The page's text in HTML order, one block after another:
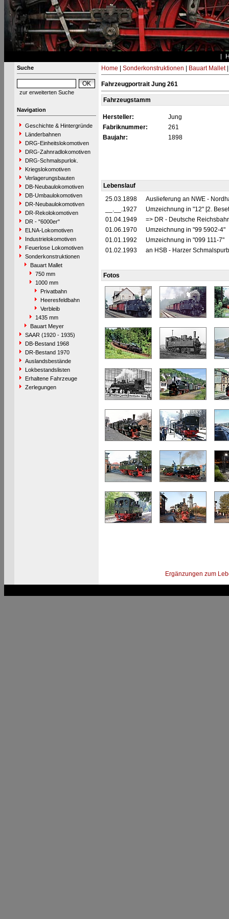
Suche
zur erweiterten Suche
Navigation
Geschichte & Hintergründe
Länderbahnen
DRG-Einheitslokomotiven
DRG-Zahnradlokomotiven
DRG-Schmalspurlok.
Kriegslokomotiven
Verlagerungsbauten
DB-Neubaulokomotiven
DB-Umbaulokomotiven
DR-Neubaulokomotiven
DR-Rekolokomotiven
DR - "6000er"
ELNA-Lokomotiven
Industrielokomotiven
Feuerlose Lokomotiven
Sonderkonstruktionen
Bauart Mallet
750 mm
1000 mm
Privatbahn
Heeresfeldbahn
Verbleib
1435 mm
Bauart Meyer
SAAR (1920 - 1935)
DB-Bestand 1968
DR-Bestand 1970
Auslandsbestände
Lokbestandslisten
Erhaltene Fahrzeuge
Zerlegungen
Home Sonderkonstruktionen Bauart Mallet
Fahrzeugportrait Jung 261
Fahrzeugstamm
Hersteller:
Jung
Fabriknummer:
261
Baujahr:
1898
Lebenslauf
25.03.1898
Auslieferung an NWE -
__.__.1927
Umzeichnung in "12" [2.
01.04.1949
=> DR - Deutsche
01.06.1970
Umzeichnung in "99 5902-4"
01.01.1992
Umzeichnung in "099 111-7"
01.02.1993
an HSB - Harzer
Fotos
Ergänzungen zum